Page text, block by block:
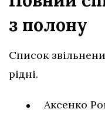
з полону
Список
рідні.
Аксенко